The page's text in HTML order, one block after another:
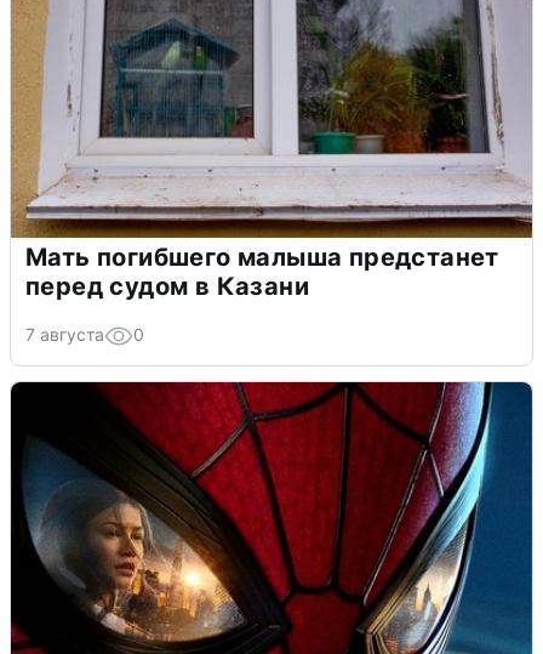
Мать погибшего малыша предстанет
перед судом в Казани
7 августа 0